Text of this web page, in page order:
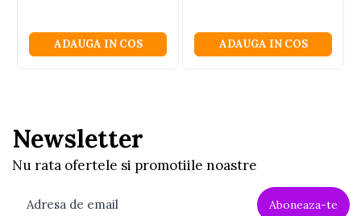
ADAUGA IN COS ADAUGA IN COS
Newsletter
Nu rata ofertele si promotiile noastre